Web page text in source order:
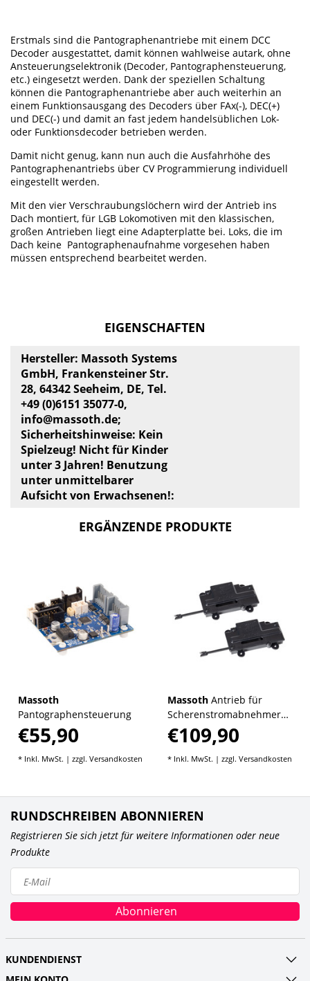
Erstmals sind die Pantographenantriebe mit einem DCC
Decoder ausgestattet, damit können wahlweise autark, ohne
Ansteuerungselektronik (Decoder, Pantographensteuerung,
etc.) eingesetzt werden. Dank der speziellen Schaltung
können die Pantographenantriebe aber auch weiterhin an
einem Funktionsausgang des Decoders über FAx(-), DEC(+)
und DEC(-) und damit an fast jedem handelsüblichen Lok-
oder Funktionsdecoder betrieben werden.
Damit nicht genug, kann nun auch die Ausfahrhöhe des
Pantographenantriebs über CV Programmierung individuell
eingestellt werden.
Mit den vier Verschraubungslöchern wird der Antrieb ins
Dach montiert, für LGB Lokomotiven mit den klassischen,
großen Antrieben liegt eine Adapterplatte bei. Loks, die im
Dach keine Pantographenaufnahme vorgesehen haben
müssen entsprechend bearbeitet werden.
EIGENSCHAFTEN
Hersteller: Massoth Systems
GmbH, Frankensteiner Str.
28, 64342 Seeheim, DE, Tel.
+49 (0)6151 35077-0,
info@massoth.de;
Sicherheitshinweise: Kein
Spielzeug! Nicht für Kinder
unter 3 Jahren! Benutzung
unter unmittelbarer
Aufsicht von Erwachsenen!:
ERGÄNZENDE PRODUKTE
Massoth
Pantographensteuerung
€55,90
* Inkl. MwSt. | zzgl. Versandkosten
Massoth Antrieb für
Scherenstromabnehmer
2.0 (2/Pack)
€109,90
* Inkl. MwSt. | zzgl. Versandkosten
RUNDSCHREIBEN ABONNIEREN
Registrieren Sie sich jetzt für weitere Informationen oder neue
Produkte
Abonnieren
KUNDENDIENST